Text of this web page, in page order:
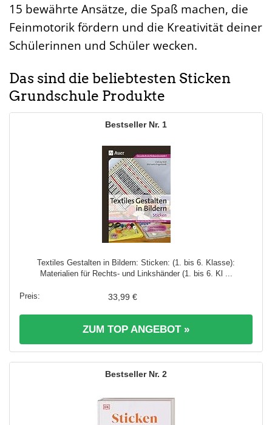
15 bewährte Ansätze, die Spaß machen, die
Feinmotorik fördern und die Kreativität deiner
Schülerinnen und Schüler wecken.
Das sind die beliebtesten Sticken
Grundschule Produkte
1
Textiles Gestalten in Bildern: Sticken: (1. bis 6. Klasse):
Materialien für Rechts- und Linkshänder (1. bis 6. Kl ...
33,99 €
ZUM TOP ANGEBOT »
2